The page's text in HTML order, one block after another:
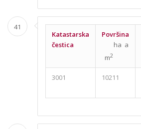
41
Katastarska
čestica
Površina
ha a
m2
3001 10211